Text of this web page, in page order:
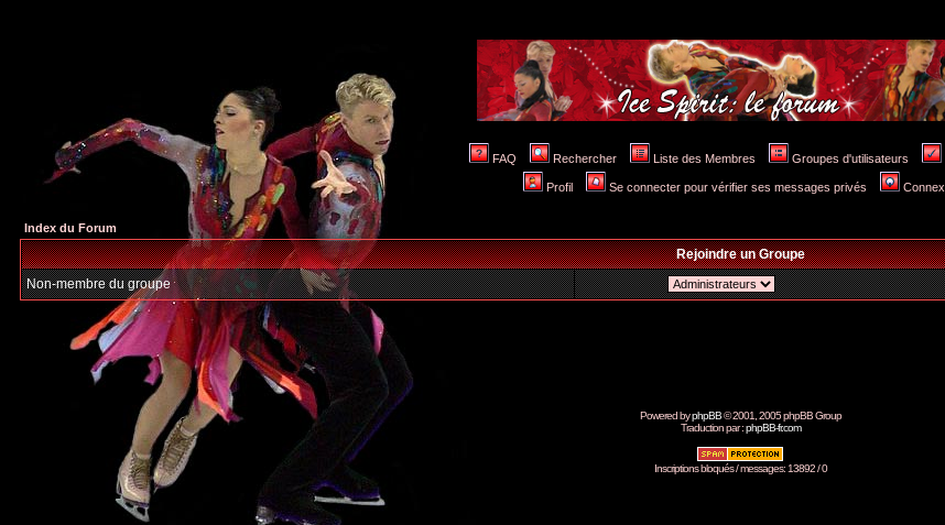
FAQ Rechercher Liste des Membres Groupes d'utilisateurs
Profil Se connecter pour vérifier ses messages privés
Index du Forum
Rejoindre un Groupe
Non-membre du groupe
Powered byphpBB© 2001, 2005 phpBB Group
Traduction par :phpBB-fr.com
Inscriptions bloqués / messages: 13892 / 0